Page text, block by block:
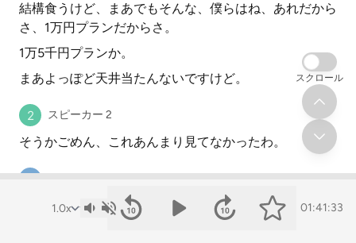
結構食うけど、まあでもそんな、僕らはね、あれだから
さ、1万円プランだからさ。
1万5千円プランか。
まあよっぽど天井当たんないですけど。
スピーカー 2
そうかごめん、これあんまり見てなかったわ。
でもクロードコードのそれと一緒じゃないの?
01:41:33
スクロール